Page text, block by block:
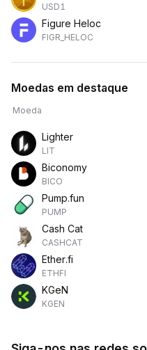
USD1
Figure Heloc
FIGR_HELOC
Moedas em destaque
Moeda
Lighter
LIT
Biconomy
BICO
Pump.fun
PUMP
Cash Cat
CASHCAT
Ether.fi
ETHFI
KGeN
KGEN